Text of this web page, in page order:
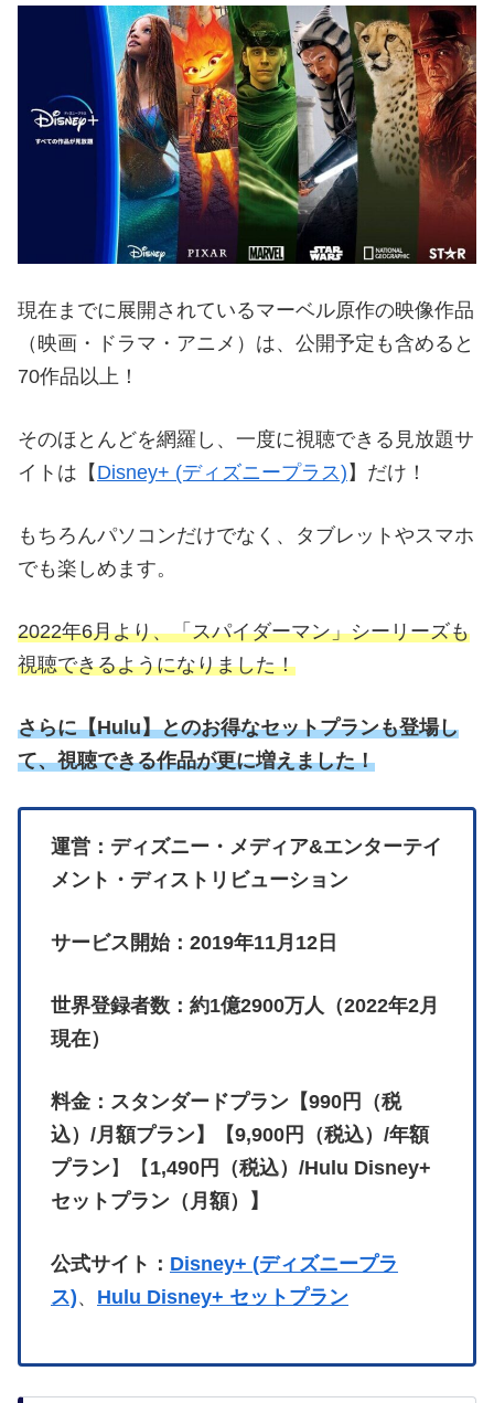
現在までに展開されているマーベル原作の映像作品
（映画・ドラマ・アニメ）は、公開予定も含めると
70作品以上！
そのほとんどを網羅し、一度に視聴できる見放題サ
イトは【 Disney+ (ディズニープラス) 】だけ！
もちろんパソコンだけでなく、タブレットやスマホ
でも楽しめます。
2022年6月より、「スパイダーマン」シーリーズも
視聴できるようになりました！
さらに【Hulu】とのお得なセットプランも登場し
て、視聴できる作品が更に増えました！
運営：ディズニー・メディア&エンターテイ
メント・ディストリビューション
サービス開始：2019年11月12日
世界登録者数：約1億2900万人（2022年2月
現在）
料金：スタンダードプラン【990円（税
込）/月額プラン】【9,900円（税込）/年額
プラン】【 1,490円（税込）/Hulu Disney+
セットプラン（月額）】
公式サイト： Disney+ (ディズニープラ
ス)、 Hulu Disney+ セットプラン